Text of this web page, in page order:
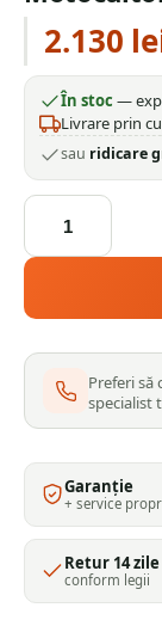
2.130
În stoc —
Livrare prin
sau ridicare
Cantitate
Motocultor
Hyundai
MC80
Preferi să
specialist
Garanție
+ service
Retur 14 zile
conform legii